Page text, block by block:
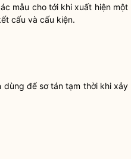
mẫu cho tới khi xuất hiện một
cấu và cấu kiện.
để sơ tán tạm thời khi xảy